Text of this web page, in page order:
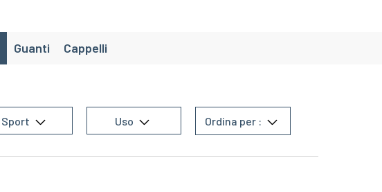
Guanti Cappelli
Sport Uso Ordina per :